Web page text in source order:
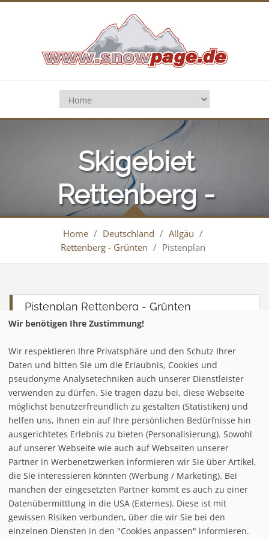
Skigebiet
Rettenberg -
Grünten
Home / Deutschland / Allgäu /
Rettenberg - Grünten / Pistenplan
Pistenplan Rettenberg - Grünten
Wir benötigen Ihre Zustimmung!
Wir respektieren Ihre Privatsphäre und den Schutz Ihrer
Daten und bitten Sie um die Erlaubnis, Cookies und
pseudonyme Analysetechniken auch unserer Dienstleister
verwenden zu dürfen. Sie tragen dazu bei, diese Webseite
möglichst benutzerfreundlich zu gestalten (Statistiken) und
helfen uns, Ihnen ein auf Ihre persönlichen Bedürfnisse hin
ausgerichtetes Erlebnis zu bieten (Personalisierung). Sowohl
auf unserer Webseite wie auch auf Webseiten unserer
Partner in Werbenetzwerken informieren wir Sie über Artikel,
die Sie interessieren könnten (Werbung / Marketing). Bei
manchen der eingesetzten Partner kommt es auch zu einer
Datenübermittlung in die USA (Externes). Diese ist mit
gewissen Risiken verbunden, über die wir Sie bei den
einzelnen Diensten in den "Cookies anpassen" informieren.